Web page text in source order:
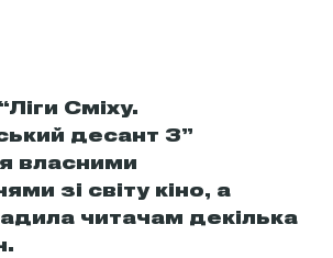
Сміху.
десант 3”
власними
зі світу кіно, а
читачам декілька